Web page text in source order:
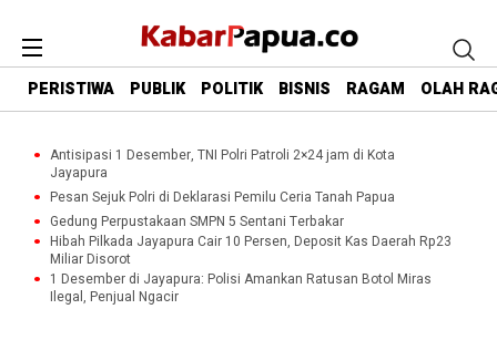
PERISTIWA PUBLIK POLITIK BISNIS RAGAM OLAH
Antisipasi 1 Desember, TNI Polri Patroli 2×24 jam di Kota
Jayapura
Pesan Sejuk Polri di Deklarasi Pemilu Ceria Tanah Papua
Gedung Perpustakaan SMPN 5 Sentani Terbakar
Hibah Pilkada Jayapura Cair 10 Persen, Deposit Kas Daerah Rp23
Miliar Disorot
1 Desember di Jayapura: Polisi Amankan Ratusan Botol Miras
Ilegal, Penjual Ngacir